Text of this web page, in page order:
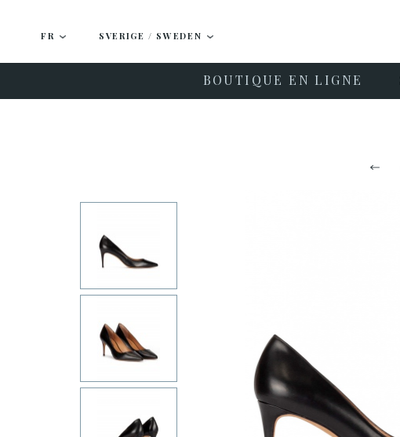
FR SVERIGE / SWEDEN
BOUTIQUE EN LIGNE